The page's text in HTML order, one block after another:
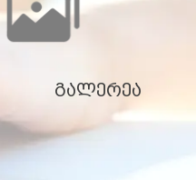
გალერეა